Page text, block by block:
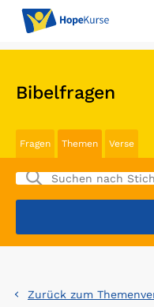
Bibelfragen
Fragen Themen Verse
Zurück zum